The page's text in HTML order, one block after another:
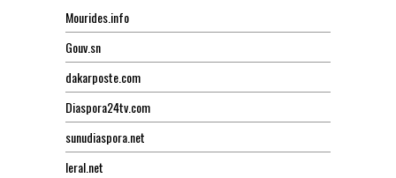
Mourides.info
Gouv.sn
dakarposte.com
Diaspora24tv.com
sunudiaspora.net
leral.net